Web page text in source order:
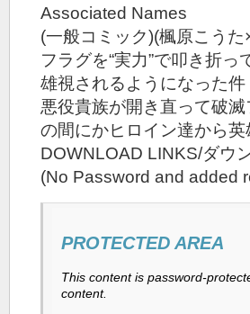
Associated Names
(一般コミック)(楓原こう
フラグを“実力”で叩き折
雄視されるようになった件
悪役貴族が開き直って破
の間にかヒロイン達から
DOWNLOAD LINKS/ダウ
(No Password and added
PROTECTED AREA
This content is password-
content.